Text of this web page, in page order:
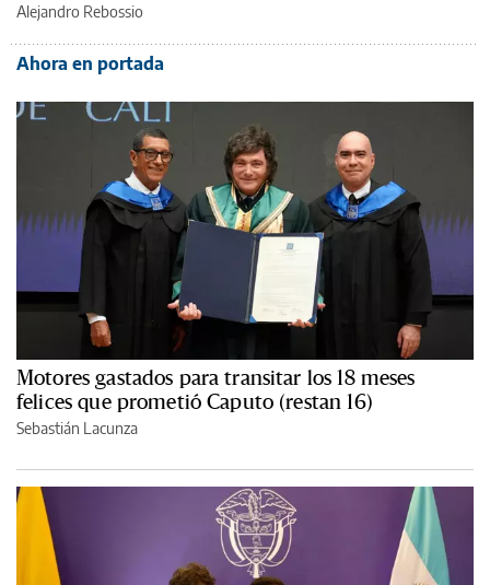
Alejandro Rebossio
Ahora en portada
Motores gastados para transitar los 18 meses
felices que prometió Caputo (restan 16)
Sebastián Lacunza